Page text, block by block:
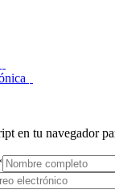
en tu navegador